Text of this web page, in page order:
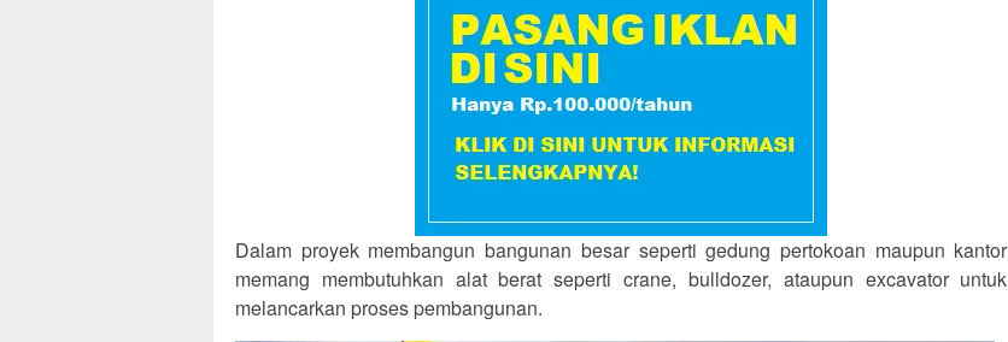
Dalam proyek membangun bangunan besar seperti gedung pertokoan maupun kantor
memang membutuhkan alat berat seperti crane, bulldozer, ataupun excavator untuk
melancarkan proses pembangunan.